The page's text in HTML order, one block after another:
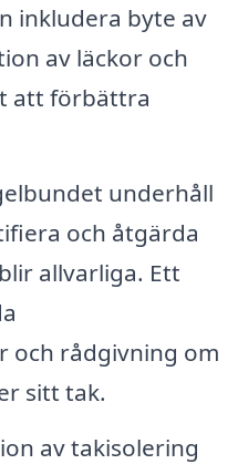
inkludera byte av
av läckor och
att förbättra
underhåll
och åtgärda
allvarliga. Ett
och rådgivning om
sitt tak.
av takisolering